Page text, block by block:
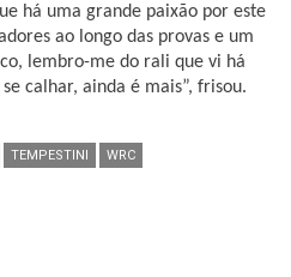
há uma grande paixão por este
ao longo das provas e um
lembro-me do rali que vi há
calhar, ainda é mais”, frisou.
TEMPESTINI WRC